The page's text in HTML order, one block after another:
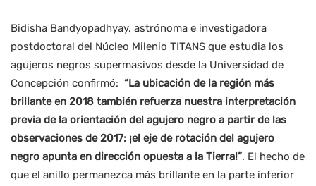
Bidisha Bandyopadhyay, astrónoma e investigadora
postdoctoral del Núcleo Milenio TITANS que estudia los
agujeros negros supermasivos desde la Universidad de
Concepción confirmó: “La ubicación de la región más
brillante en 2018 también refuerza nuestra interpretación
previa de la orientación del agujero negro a partir de las
observaciones de 2017: ¡el eje de rotación del agujero
negro apunta en dirección opuesta a la Tierra!”. El hecho de
que el anillo permanezca más brillante en la parte inferior